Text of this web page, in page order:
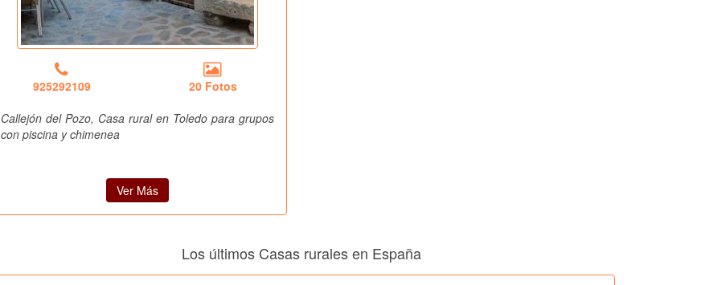
925292109
20 Fotos
Callejón del Pozo, Casa rural en Toledo para grupos
con piscina y chimenea
Ver Más
Los últimos Casas rurales en España